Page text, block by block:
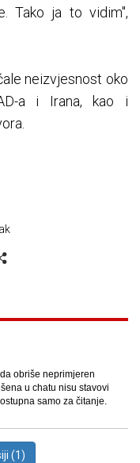
Tako ja to vidim",
neizvjesnost oko
a i Irana, kao i
obriše neprimjeren
u chatu nisu stavovi
samo za čitanje.
(1)